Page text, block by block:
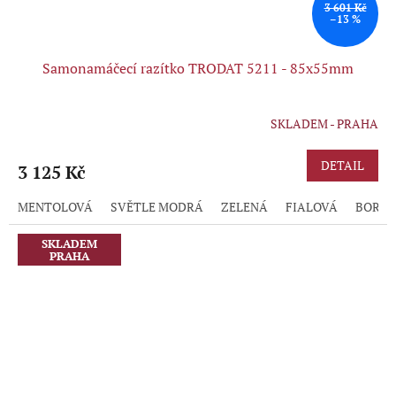
3 601 Kč
–13 %
Samonamáčecí razítko TRODAT 5211 - 85x55mm
je
z
5
hvězdiček.
SKLADEM - PRAHA
3 125 Kč DETAIL
MENTOLOVÁ SVĚTLE MODRÁ ZELENÁ FIALOVÁ
SKLADEM
PRAHA